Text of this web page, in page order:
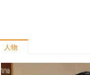
人物